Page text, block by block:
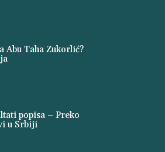
Abu Taha Zukorlić?
popisa – Preko
u Srbiji